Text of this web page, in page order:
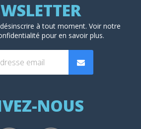
à tout moment. Voir notre
pour en savoir plus.
NOUS